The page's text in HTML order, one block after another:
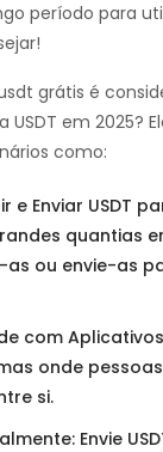
período para
grátis é
em 2025?
como:
e Enviar USDT
quantias
ou envie-as
com Aplicativos
onde
si.
Envie